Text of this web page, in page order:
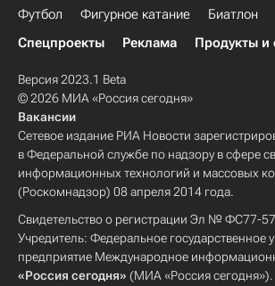
Футбол Фигурное катание Биатлон
Спецпроекты
Реклама Продукты и
Версия 2023.1 Beta
© 2026 МИА «Россия сегодня»
Вакансии
Сетевое издание РИА Новости
в Федеральной службе по надзору в сфере
информационных технологий и массовых
(Роскомнадзор) 08 апреля 2014 года.
Свидетельство о регистрации Эл № ФС77-
Учредитель: Федеральное государственное
предприятие Международное
«Россия сегодня» (МИА «Россия сегодня»).